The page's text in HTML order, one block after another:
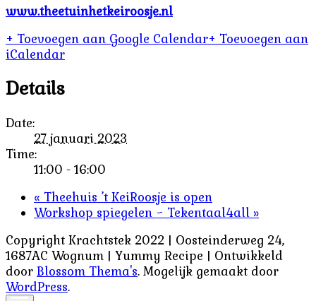
www.theetuinhetkeiroosje.nl
+ Toevoegen aan Google Calendar+ Toevoegen aan
iCalendar
Details
Date:
27 januari 2023
Time:
11:00 - 16:00
« Theehuis ’t KeiRoosje is open
Workshop spiegelen ~ Tekentaal4all »
Copyright Krachtstek 2022 | Oosteinderweg 24,
1687AC Wognum | Yummy Recipe | Ontwikkeld
door Blossom Thema's. Mogelijk gemaakt door
WordPress.